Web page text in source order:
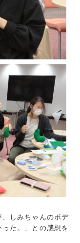
しみちゃんのボデ
た。」との感想を